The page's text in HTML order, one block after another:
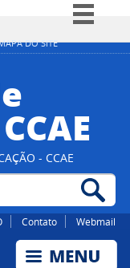
DO SITE
Participe
à informação
Legislação
Canais
- CCAE
Contato Webmail